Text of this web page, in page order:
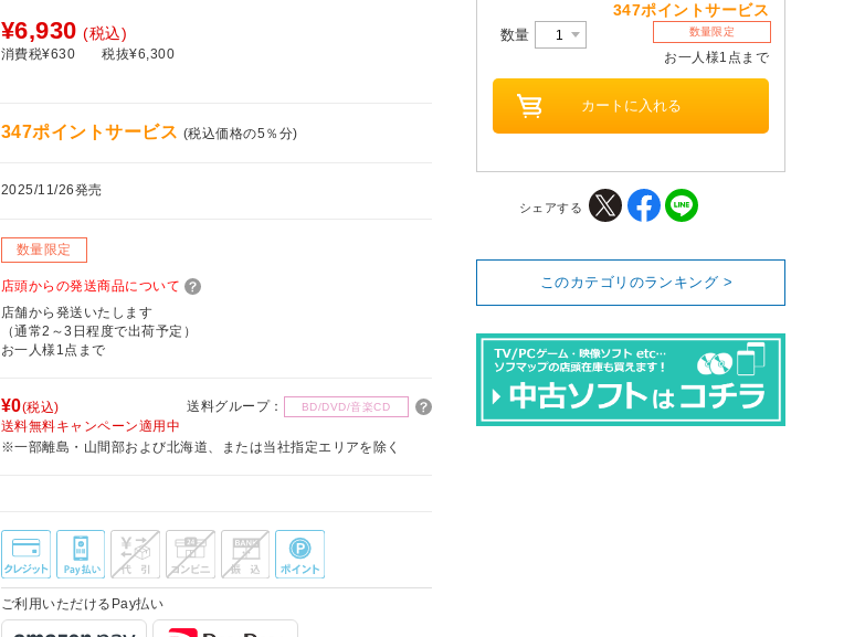
¥6,930 (税込)
消費税¥630 税抜¥6,300
347ポイントサービス (税込価格の5％分)
2025/11/26発売
数量限定
店頭からの発送商品について
店舗から発送いたします
（通常2～3日程度で出荷予定）
お一人様1点まで
¥0(税込) 送料グループ： BD/DVD/音楽CD
送料無料キャンペーン適用中
※一部離島・山間部および北海道、または当社指定エリアを除く
ご利用いただけるPay払い
347ポイントサービス
数量 数量限定
お一人様1点まで
シェアする
このカテゴリのランキング >